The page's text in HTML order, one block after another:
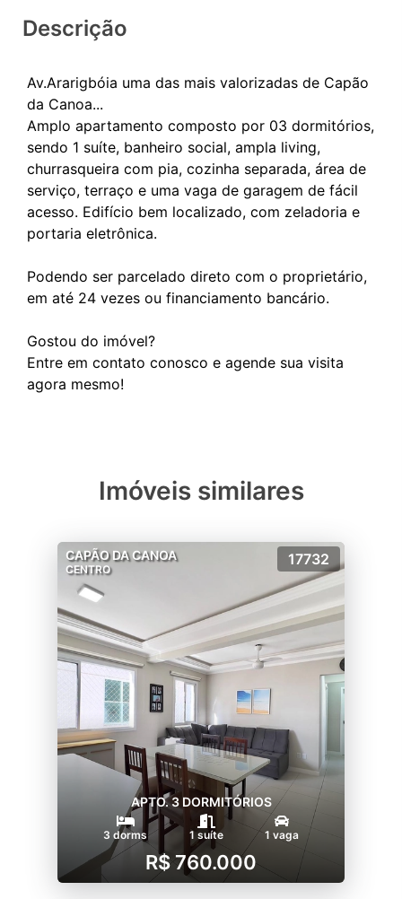
Descrição
Av.Ararigbóia uma das mais valorizadas de Capão
da Canoa...
Amplo apartamento composto por 03 dormitórios,
sendo 1 suíte, banheiro social, ampla living,
churrasqueira com pia, cozinha separada, área de
serviço, terraço e uma vaga de garagem de fácil
acesso. Edifício bem localizado, com zeladoria e
portaria eletrônica.
Podendo ser parcelado direto com o proprietário,
em até 24 vezes ou financiamento bancário.
Gostou do imóvel?
Entre em contato conosco e agende sua visita
Imóveis similares
CAPÃO DA CANOA
CENTRO
17732
APTO. 3 DORMITÓRIOS
3 dorms 1 suíte 1 vaga
R$ 760.000